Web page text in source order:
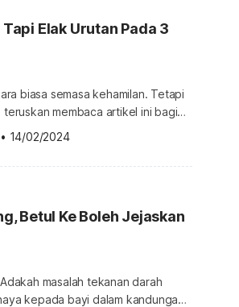
Elak Urutan Pada 3
biasa semasa kehamilan. Tetapi
membaca artikel ini bagi
ke urut ibu mengandung? Perut
naik turun, itu semua adalah
• 14/02/2024
Betul Ke Boleh Jejaskan
masalah tekanan darah
kepada bayi dalam kandungan?